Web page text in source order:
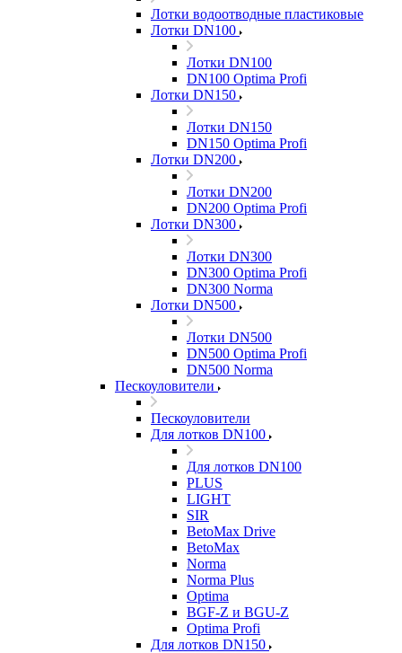
Лотки водоотводные пластиковые
Лотки DN100
Лотки DN100
DN100 Optima Profi
Лотки DN150
Лотки DN150
DN150 Optima Profi
Лотки DN200
Лотки DN200
DN200 Optima Profi
Лотки DN300
Лотки DN300
DN300 Optima Profi
DN300 Norma
Лотки DN500
Лотки DN500
DN500 Optima Profi
DN500 Norma
Пескоуловители
Пескоуловители
Для лотков DN100
Для лотков DN100
PLUS
LIGHT
SIR
BetoMax Drive
BetoMax
Norma
Norma Plus
Optima
BGF-Z и BGU-Z
Optima Profi
Для лотков DN150